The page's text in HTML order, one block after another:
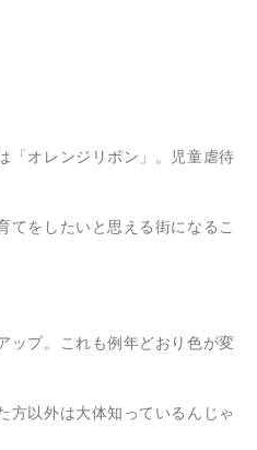
「オレンジリボン」。児童虐待
てをしたいと思える街になるこ
ップ。これも例年どおり色が変
方以外は大体知っているんじゃ